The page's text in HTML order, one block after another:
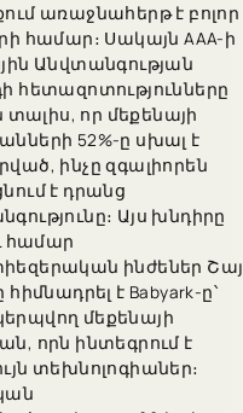
առաջնահերթ է բոլոր
համար։ Սակայն AAA-ի
Անվտանգության
հետազոտությունները
տալիս, որ մեքենայի
52%-ը սխալ է
ինչը զգալիորեն
է դրանց
Այս խնդիրը
համար
ինժեներ Շայ
հիմնադրել է Babyark-ը՝
մեքենայի
որն ինտեգրում է
տեխնոլոգիաներ։